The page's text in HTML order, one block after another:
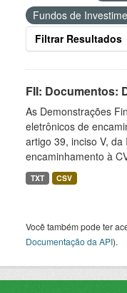
Fundos de
Filtrar Resultados
FII: Documentos:
As Demonstrações
eletrônicos de
artigo 39, inciso V, da
encaminhamento à
TXT CSV
Você também pode ter
Documentação da API).